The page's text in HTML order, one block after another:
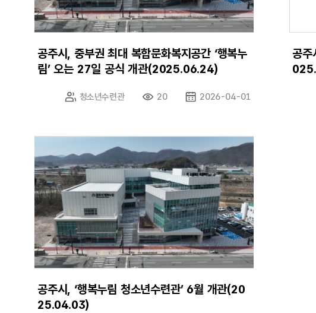
공주시, 중부권 최대 복합문화복지공간 ‘행복누
림’ 오는 27일 공식 개관(2025.06.24)
청소년수련관 20 2026-04-01
공주
공주시, ‘행복누림 청소년수련관’ 6월 개관(20
25.04.03)